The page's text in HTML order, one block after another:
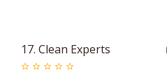
17. Clean Experts